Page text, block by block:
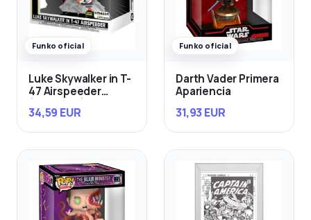
Funko oficial
Luke Skywalker in T-
47 Airspeeder
34,59 EUR
Funko oficial
Darth Vader Primera
Apariencia
31,93 EUR